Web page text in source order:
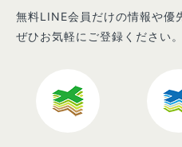
無料LINE会員だけの情報や優
ぜひお気軽にご登録ください。